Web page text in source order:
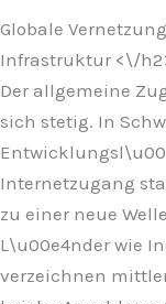
Globale
Infrastruktur <\/
Der allgemeine
sich stetig. In
Internetzugang
zu einer neue
L\u00e4nder wie
verzeichnen